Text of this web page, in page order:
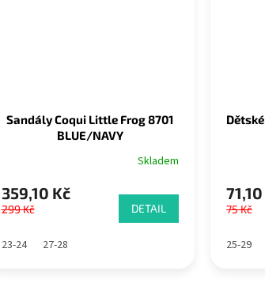
Sandály Coqui Little Frog 8701
BLUE/NAVY
Skladem
359,10 Kč
299 Kč DETAIL
23-24 27-28
75 Kč
25-29